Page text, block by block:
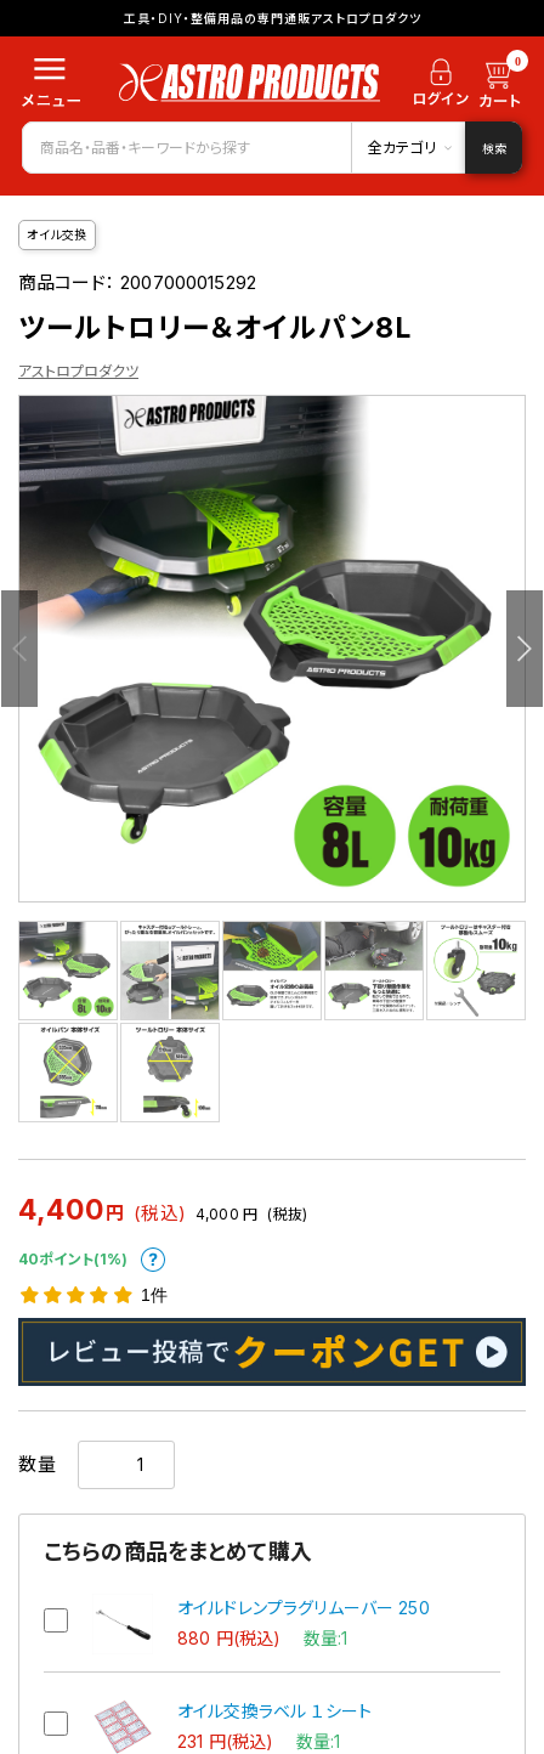
工具・DIY・整備用品の専門通販アストロプロダクツ
0
全カテゴリ 検索
オイル交換
商品コード：2007000015292
ツールトロリー＆オイルパン8L
アストロプロダクツ
4,400 円 (税込) 4,000 円 (税抜)
40ポイント(1%)
1件
数量
こちらの商品をまとめて購入
オイルドレンプラグリムーバー 250
880 円(税込) 数量:1
オイル交換ラベル １シート
231 円(税込) 数量:1